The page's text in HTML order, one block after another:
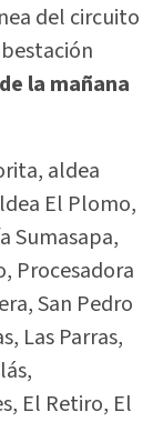
del circuito
la mañana
aldea
El Plomo,
Sumasapa,
Procesadora
San Pedro
Las Parras,
El Retiro, El